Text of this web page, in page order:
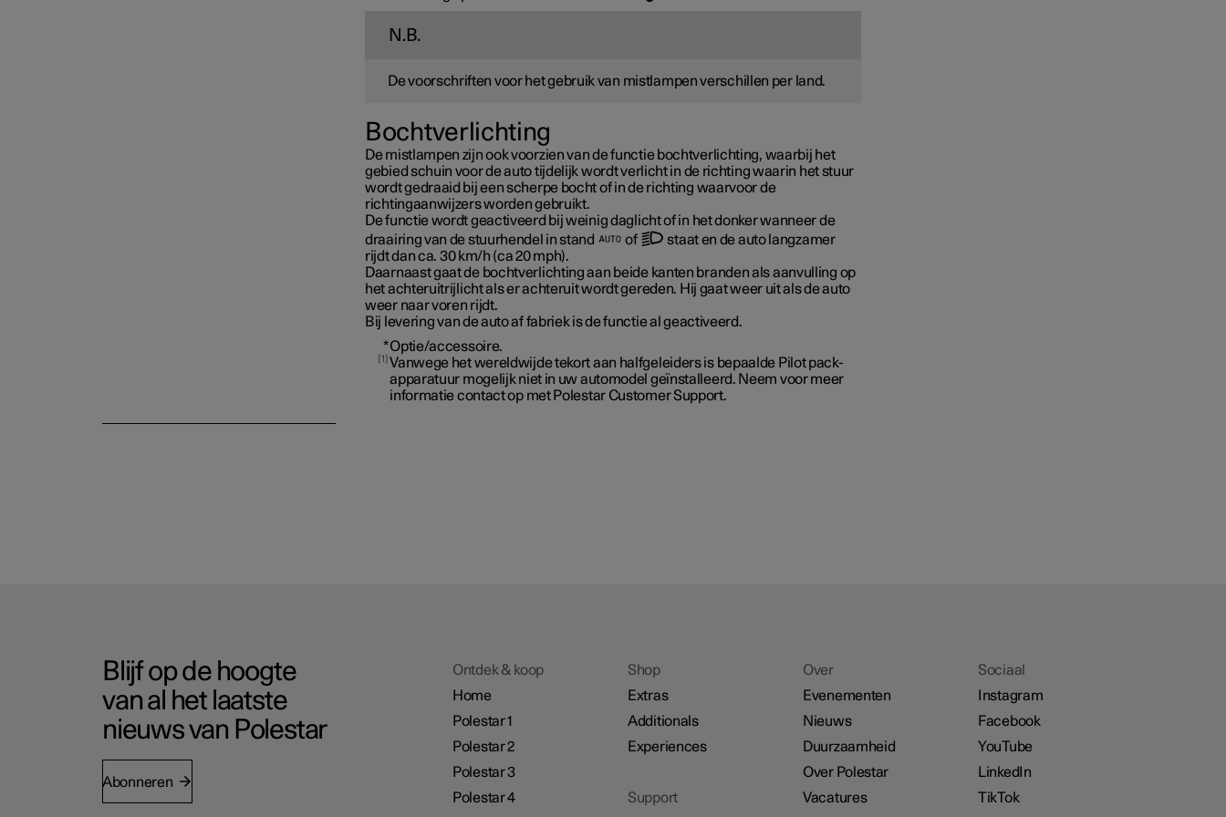
N.B.
De voorschriften voor het gebruik van mistlampen verschillen per land.
Bochtverlichting
De mistlampen zijn ook voorzien van de functie bochtverlichting, waarbij het
gebied schuin voor de auto tijdelijk wordt verlicht in de richting waarin het stuur
wordt gedraaid bij een scherpe bocht of in de richting waarvoor de
richtingaanwijzers worden gebruikt.
De functie wordt geactiveerd bij weinig daglicht of in het donker wanneer de
draairing van de stuurhendel in stand
of
staat en de auto langzamer
rijdt dan ca. 30 km/h (ca20 mph).
Daarnaast gaat de bochtverlichting aan beide kanten branden als aanvulling op
het achteruitrijlicht als er achteruit wordt gereden. Hij gaat weer uit als de auto
weer naar voren rijdt.
Bij levering van de auto af fabriek is de functie al geactiveerd.
*Optie/accessoire.
1 Vanwege het wereldwijde tekort aan halfgeleiders is bepaalde Pilot pack-
apparatuur mogelijk niet in uw automodel geïnstalleerd. Neem voor meer
informatie contact op met Polestar Customer Support.
Blijf op de hoogte
van al het laatste
nieuws van Polestar
Abonneren
Ontdek & koop
Home
Polestar 1
Polestar 2
Polestar 3
Polestar 4
Shop
Extras
Additionals
Experiences
Support
Over
Evenementen
Nieuws
Duurzaamheid
Over Polestar
Vacatures
Sociaal
Instagram
Facebook
YouTube
LinkedIn
TikTok